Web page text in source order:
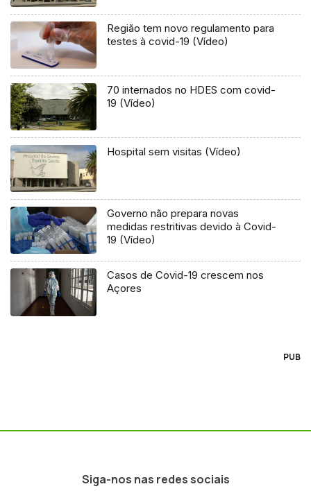
Região tem novo regulamento para
testes à covid-19 (Vídeo)
70 internados no HDES com covid-
19 (Vídeo)
Hospital sem visitas (Vídeo)
Governo não prepara novas
medidas restritivas devido à Covid-
19 (Vídeo)
Casos de Covid-19 crescem nos
Açores
PUB
Siga-nos nas redes sociais